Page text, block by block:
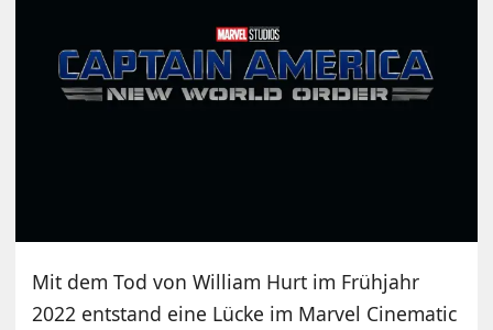
Mit dem Tod von William Hurt im Frühjahr
2022 entstand eine Lücke im Marvel Cinematic